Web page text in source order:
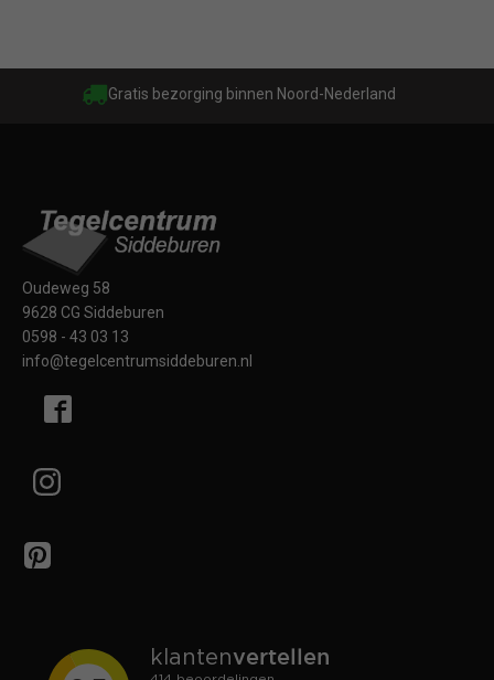
Gratis bezorging binnen Noord-Nederland
Oudeweg 58
9628 CG Siddeburen
0598 - 43 03 13
info@tegelcentrumsiddeburen.nl